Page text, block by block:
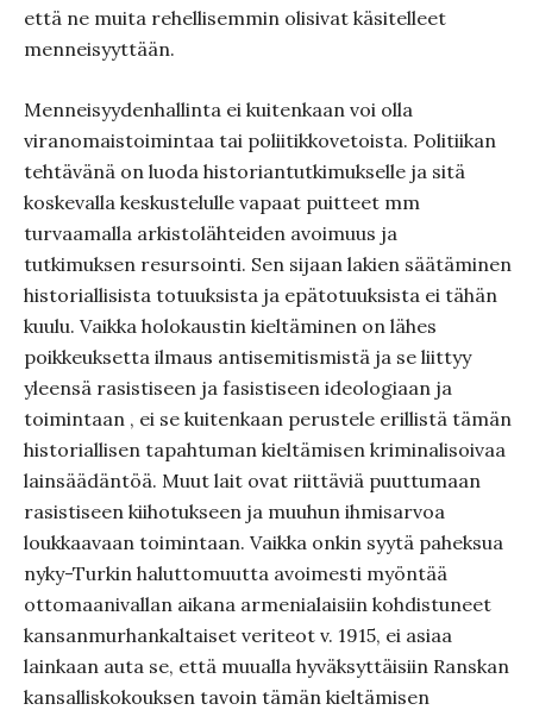
että ne muita rehellisemmin olisivat käsitelleet
menneisyyttään.
Menneisyydenhallinta ei kuitenkaan voi olla
viranomaistoimintaa tai poliitikkovetoista. Politiikan
tehtävänä on luoda historiantutkimukselle ja sitä
koskevalla keskustelulle vapaat puitteet mm
turvaamalla arkistolähteiden avoimuus ja
tutkimuksen resursointi. Sen sijaan lakien säätäminen
historiallisista totuuksista ja epätotuuksista ei tähän
kuulu. Vaikka holokaustin kieltäminen on lähes
poikkeuksetta ilmaus antisemitismistä ja se liittyy
yleensä rasistiseen ja fasistiseen ideologiaan ja
toimintaan , ei se kuitenkaan perustele erillistä tämän
historiallisen tapahtuman kieltämisen kriminalisoivaa
lainsäädäntöä. Muut lait ovat riittäviä puuttumaan
rasistiseen kiihotukseen ja muuhun ihmisarvoa
loukkaavaan toimintaan. Vaikka onkin syytä paheksua
nyky-Turkin haluttomuutta avoimesti myöntää
ottomaanivallan aikana armenialaisiin kohdistuneet
kansanmurhankaltaiset veriteot v. 1915, ei asiaa
lainkaan auta se, että muualla hyväksyttäisiin Ranskan
kansalliskokouksen tavoin tämän kieltämisen